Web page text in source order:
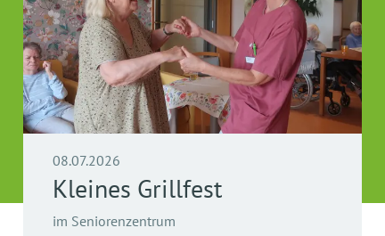
08.07.2026
Kleines Grillfest
im Seniorenzentrum